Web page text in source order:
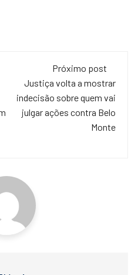
Próximo post
Justiça volta a mostrar
indecisão sobre quem vai
julgar ações contra Belo
Monte